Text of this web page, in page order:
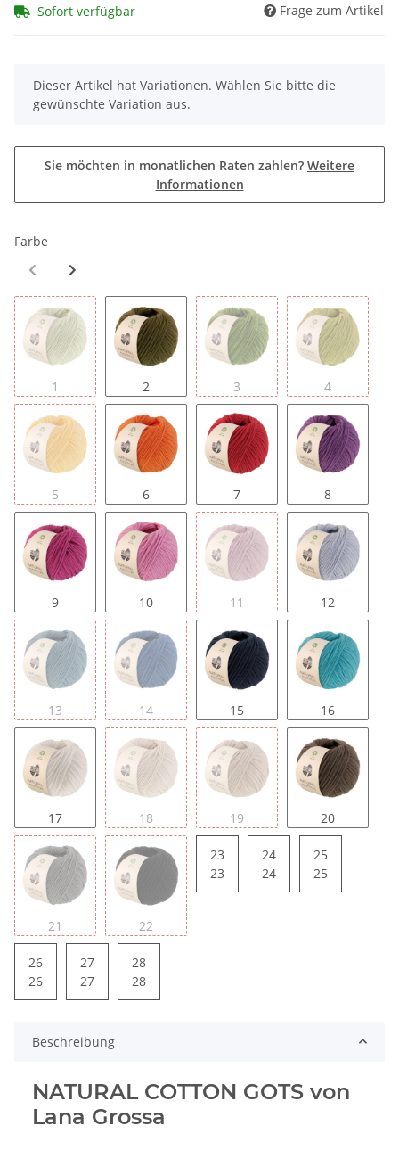
Sofort verfügbar Frage zum Artikel
x
Dieser Artikel hat Variationen. Wählen Sie bitte die
gewünschte Variation aus.
Sie möchten in monatlichen Raten zahlen? Weitere
Informationen
Farbe
1 2 3 4
5 6 7 8
9 10 11 12
13 14 15 16
17 18 19 20
21 22
23
23
24
24
25
25
26
26
27
27
28
28
Beschreibung
NATURAL COTTON GOTS von
Lana Grossa